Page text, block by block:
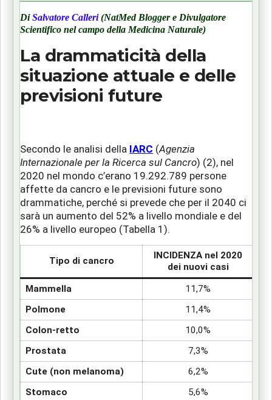
DiSalvatore Calleri(NatMed Blogger e Divulgatore
Scientifico nel campo della Medicina Naturale)
La drammaticità della
situazione attuale e delle
previsioni future
Secondo le analisi della IARC (Agenzia
Internazionale per la Ricerca sul Cancro) (2), nel
2020 nel mondo c’erano 19.292.789 persone
affette da cancro e le previsioni future sono
drammatiche, perché si prevede che per il 2040 ci
sarà un aumento del 52% a livello mondiale e del
26% a livello europeo (Tabella 1).
Tipo di cancro
INCIDENZA nel 2020
dei nuovi casi
Mammella
11,7%
Polmone
11,4%
Colon-retto
10,0%
Prostata
7,3%
Cute (non melanoma)
6,2%
Stomaco
5,6%